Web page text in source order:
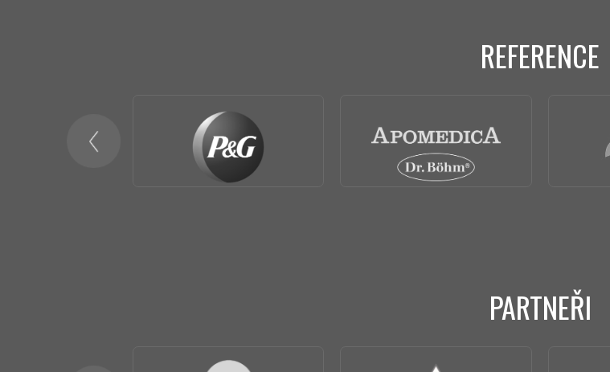
REFERENCE
PARTNEŘI